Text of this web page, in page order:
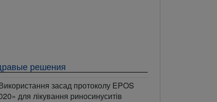
решения
засад протоколу EPOS
для лікування риносинуситів